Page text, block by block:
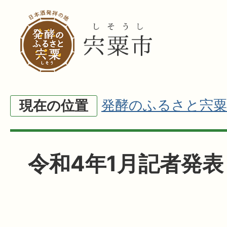
現在の位置 発酵のふるさと宍粟
令和4年1月記者発表